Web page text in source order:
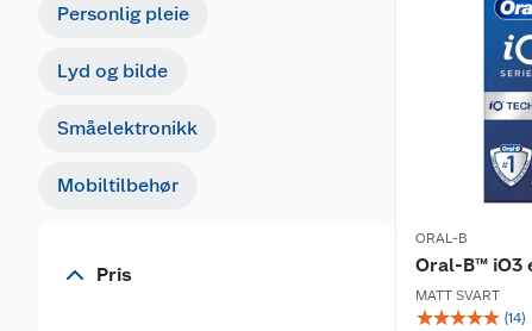
Personlig pleie
Lyd og bilde
Småelektronikk
Mobiltilbehør
Pris
ORAL-B
Oral-B™
MATT SVART
☆☆☆☆☆ (14)